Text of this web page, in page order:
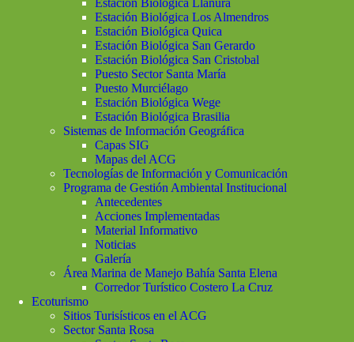
Estación Biológica Llanura
Estación Biológica Los Almendros
Estación Biológica Quica
Estación Biológica San Gerardo
Estación Biológica San Cristobal
Puesto Sector Santa María
Puesto Murciélago
Estación Biológica Wege
Estación Biológica Brasilia
Sistemas de Información Geográfica
Capas SIG
Mapas del ACG
Tecnologías de Información y Comunicación
Programa de Gestión Ambiental Institucional
Antecedentes
Acciones Implementadas
Material Informativo
Noticias
Galería
Área Marina de Manejo Bahía Santa Elena
Corredor Turístico Costero La Cruz
Ecoturismo
Sitios Turisísticos en el ACG
Sector Santa Rosa